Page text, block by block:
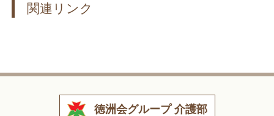
関連リンク
徳洲会グループ 介護部